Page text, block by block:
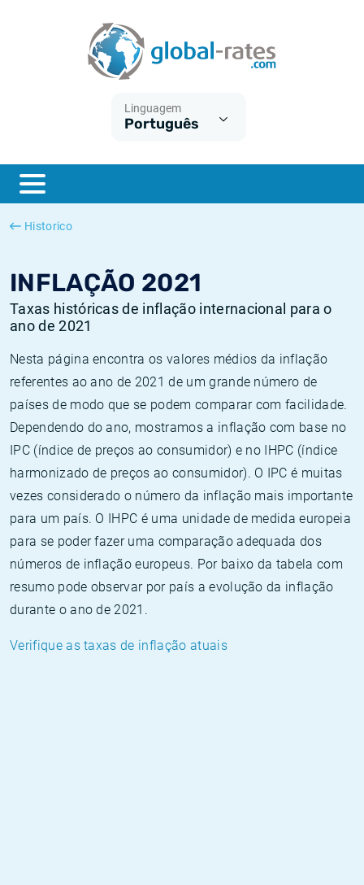
Linguagem
Português
Historico
INFLAÇÃO 2021
Taxas históricas de inflação internacional para o
ano de 2021
Nesta página encontra os valores médios da inflação
referentes ao ano de 2021 de um grande número de
países de modo que se podem comparar com facilidade.
Dependendo do ano, mostramos a inflação com base no
IPC (índice de preços ao consumidor) e no IHPC (índice
harmonizado de preços ao consumidor). O IPC é muitas
vezes considerado o número da inflação mais importante
para um país. O IHPC é uma unidade de medida europeia
para se poder fazer uma comparação adequada dos
números de inflação europeus. Por baixo da tabela com
resumo pode observar por país a evolução da inflação
durante o ano de 2021.
Verifique as taxas de inflação atuais
ESTER
SONIA
O que é a inflação do IPC?
O que é a inflação do IHPC?
Inflação Estados Unidos
Inflação Europa
Taxas Euribor históricas
Taxas ESTER históricas
Taxas SONIA históricas
Taxas TONAR históricas
Calculadora de inflação